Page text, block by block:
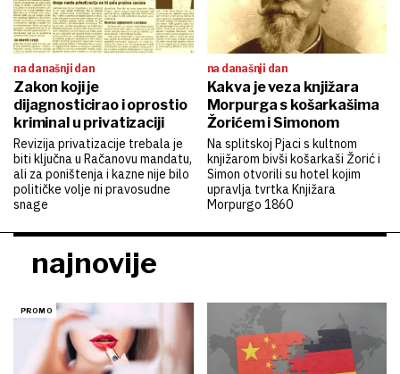
na današnji dan
Zakon koji je
dijagnosticirao i oprostio
kriminal u privatizaciji
Revizija privatizacije trebala je
biti ključna u Račanovu mandatu,
ali za poništenja i kazne nije bilo
političke volje ni pravosudne
snage
na današnji dan
Kakva je veza knjižara
Morpurga s košarkašima
Žorićem i Simonom
Na splitskoj Pjaci s kultnom
knjižarom bivši košarkaši Žorić i
Simon otvorili su hotel kojim
upravlja tvrtka Knjižara
Morpurgo 1860
najnovije